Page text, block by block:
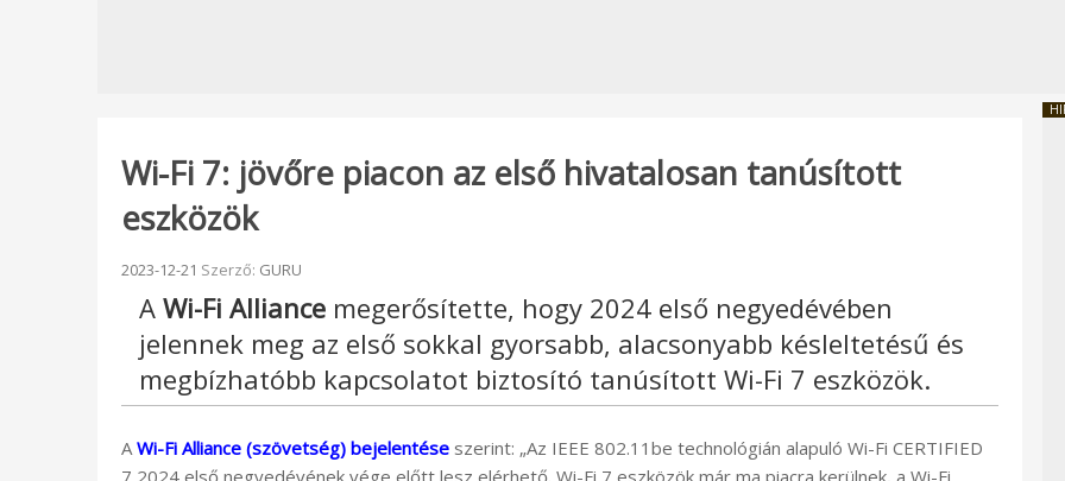
Wi-Fi 7: jövőre piacon az első hivatalosan tanúsított
eszközök
Beküldve:
2023-12-21 Szerző: GURU
A Wi-Fi Alliance megerősítette, hogy 2024 első negyedévében
jelennek meg az első sokkal gyorsabb, alacsonyabb késleltetésű és
megbízhatóbb kapcsolatot biztosító tanúsított Wi-Fi 7 eszközök.
A Wi-Fi Alliance (szövetség) bejelentése szerint: „Az IEEE 802.11be technológián alapuló Wi-Fi CERTIFIED
7 2024 első negyedévének vége előtt lesz elérhető. Wi-Fi 7 eszközök már ma piacra kerülnek, a Wi-Fi